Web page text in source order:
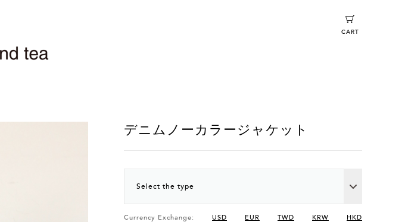
CART
デニムノーカラージャケット
Select the type
Currency Exchange: USD EUR TWD KRW HKD